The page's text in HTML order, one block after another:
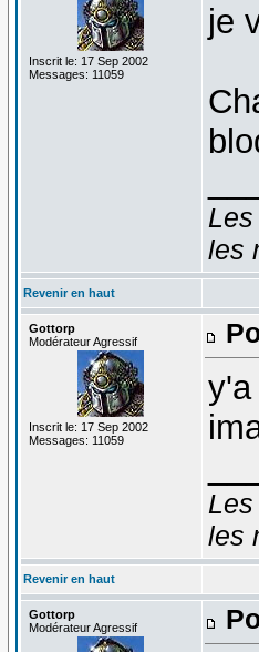
Inscrit le: 17 Sep 2002
Messages: 11059
je
les
Revenir en haut
Gottorp
Modérateur Agressif
Inscrit le: 17 Sep 2002
Messages: 11059
y'a
les
Revenir en haut
Gottorp
Modérateur Agressif